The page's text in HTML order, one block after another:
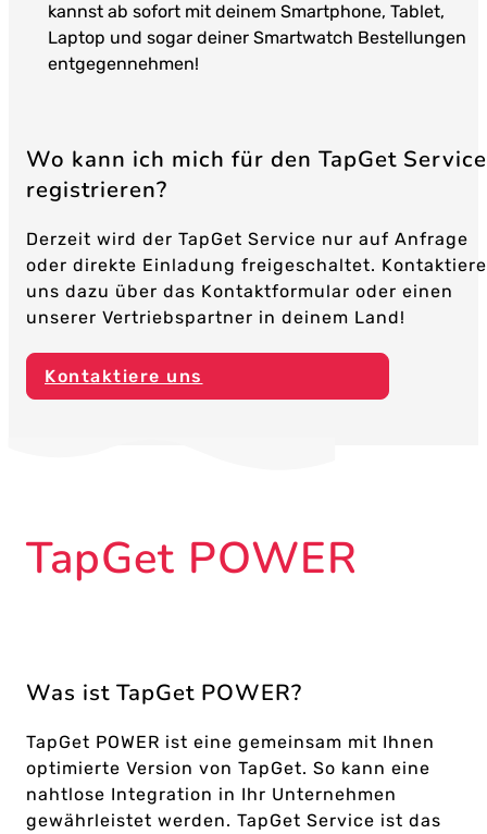
kannst ab sofort mit deinem Smartphone, Tablet,
Laptop und sogar deiner Smartwatch Bestellungen
entgegennehmen!
Wo kann ich mich für den TapGet Service
registrieren?
Derzeit wird der TapGet Service nur auf Anfrage
oder direkte Einladung freigeschaltet. Kontaktiere
uns dazu über das Kontaktformular oder einen
unserer Vertriebspartner in deinem Land!
Kontaktiere uns
TapGet POWER
Was ist TapGet POWER?
TapGet POWER ist eine gemeinsam mit Ihnen
optimierte Version von TapGet. So kann eine
nahtlose Integration in Ihr Unternehmen
gewährleistet werden. TapGet Service ist das